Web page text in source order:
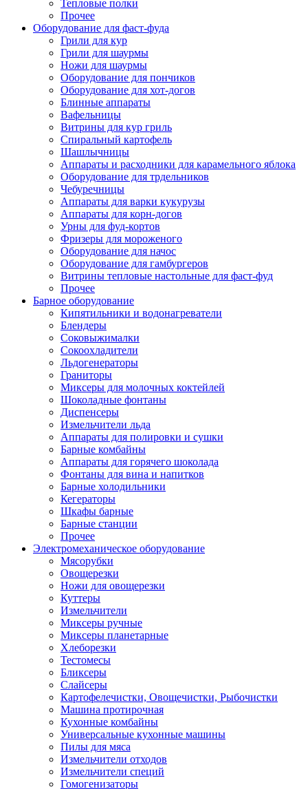
Тепловые полки
Прочее
Оборудование для фаст-фуда
Грили для кур
Грили для шаурмы
Ножи для шаурмы
Оборудование для пончиков
Оборудование для хот-догов
Блинные аппараты
Вафельницы
Витрины для кур гриль
Спиральный картофель
Шашлычницы
Аппараты и расходники для карамельного яблока
Оборудование для трдельников
Чебуречницы
Аппараты для варки кукурузы
Аппараты для корн-догов
Урны для фуд-кортов
Фризеры для мороженого
Оборудование для начос
Оборудование для гамбургеров
Витрины тепловые настольные для фаст-фуд
Прочее
Барное оборудование
Кипятильники и водонагреватели
Блендеры
Соковыжималки
Сокоохладители
Льдогенераторы
Граниторы
Миксеры для молочных коктейлей
Шоколадные фонтаны
Диспенсеры
Измельчители льда
Аппараты для полировки и сушки
Барные комбайны
Аппараты для горячего шоколада
Фонтаны для вина и напитков
Барные холодильники
Кегераторы
Шкафы барные
Барные станции
Прочее
Электромеханическое оборудование
Мясорубки
Овощерезки
Ножи для овощерезки
Куттеры
Измельчители
Миксеры ручные
Миксеры планетарные
Хлеборезки
Тестомесы
Бликсеры
Слайсеры
Картофелечистки, Овощечистки, Рыбочистки
Машина протирочная
Кухонные комбайны
Универсальные кухонные машины
Пилы для мяса
Измельчители отходов
Измельчители специй
Гомогенизаторы